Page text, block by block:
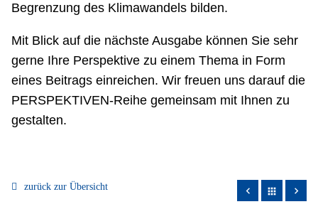
Begrenzung des Klimawandels bilden.
Mit Blick auf die nächste Ausgabe können Sie sehr
gerne Ihre Perspektive zu einem Thema in Form
eines Beitrags einreichen. Wir freuen uns darauf die
PERSPEKTIVEN-Reihe gemeinsam mit Ihnen zu
gestalten.
zurück zur Übersicht apps